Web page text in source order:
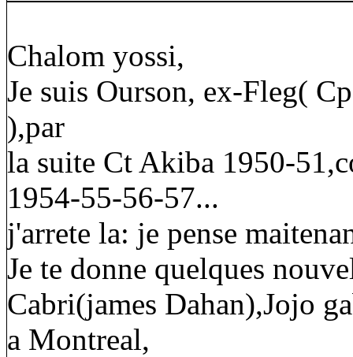
Chalom yossi,
Je suis Ourson, ex-Fleg(
),par
la suite Ct Akiba 1950-
1954-55-56-57...
j'arrete la: je pense
Je te donne quelques
Cabri(james Dahan),Jojo
a Montreal,